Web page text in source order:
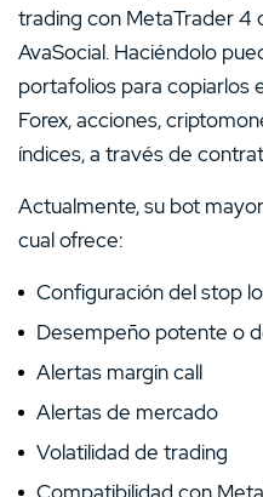
trading con MetaTrader 4
AvaSocial. Haciéndolo
portafolios para copiarlos
Forex, acciones,
índices, a través de
Actualmente, su bot
cual ofrece:
Configuración del stop
Desempeño potente o
Alertas margin call
Alertas de mercado
Volatilidad de trading